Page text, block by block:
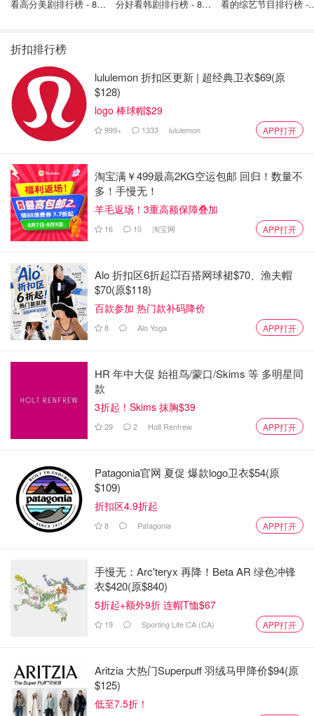
图片来自官网，版权属原作者
Fitbit健康手环
$187.00
Amazon.ca
4.便携式火炉
后院火炉是家庭聚会和邻里聚会的基石！毫无疑问，这是其
计，可促进空气流动，产生美丽而深度温暖的火焰，几乎没
有烟雾或空气中的灰烬。（也许最棒的是，第二天早上你的
衣服不会散发出烟味。）
虽然 30 英寸 Yukon 是产品阵容中的王者，但也有入门级的
说，它们都是超级贴心的礼物。
图片来自官网，版权属原作者
便携式火炉
Amazon.ca
5.Everdure Cube 便携式烤架
看高分美剧排行榜 - 8月
分好看韩剧排行榜 - 8月
看的综艺节目排行榜 -
折扣排行榜
lululemon 折扣区更新 | 超经典卫衣$69(原
$128)
logo 棒球帽$29
999+ 1333 lululemon APP打开
淘宝满￥499最高2KG空运包邮 回归！数量不
多！手慢无！
羊毛返场！3重高额保障叠加
16 10 淘宝网 APP打开
Alo 折扣区6折起💥百搭网球裙$70、渔夫帽
$70(原$118)
百款参加 热门款补码降价
8 Alo Yoga APP打开
HR 年中大促 始祖鸟/蒙口/Skims 等 多明星同
款
3折起！Skims 抹胸$39
29 2 Holt Renfrew APP打开
Patagonia官网 夏促 爆款logo卫衣$54(原
$109)
折扣区4.9折起
8 Patagonia APP打开
手慢无：Arc'teryx 再降！Beta AR 绿色冲锋
衣$420(原$840)
5折起+额外9折 连帽T恤$67
19 Sporting Life CA (CA) APP打开
Aritzia 大热门Superpuff 羽绒马甲降价$94(原
$125)
低至7.5折！